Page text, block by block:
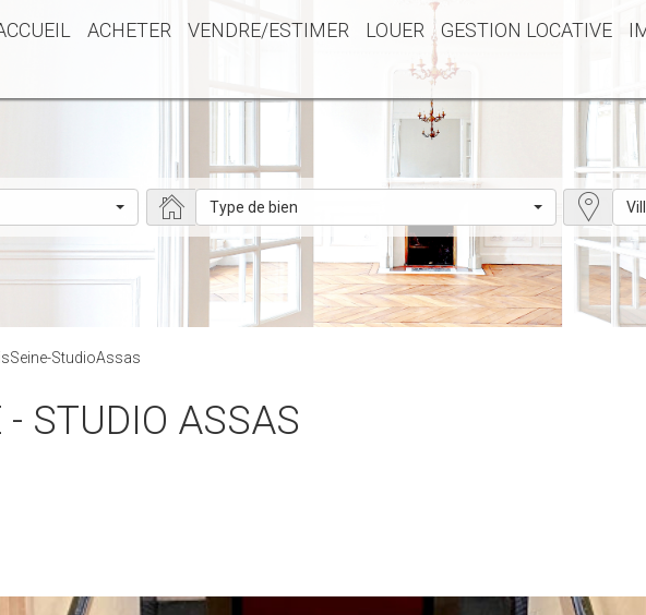
ACHETER VENDRE/ESTIMER LOUER GESTION LOCATIVE
Type de bien
StudioAssas
- STUDIO ASSAS